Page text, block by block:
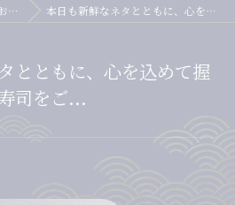
らせ 本日も新鮮なネタとともに、心を込めて握る至福の江戸前寿司をご...
とともに、心を込めて握
司をご...